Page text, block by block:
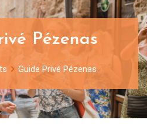
Pézenas
Guide Privé Pézenas